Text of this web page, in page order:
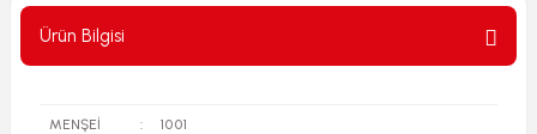
Ürün Bilgisi
MENŞEİ : 1001